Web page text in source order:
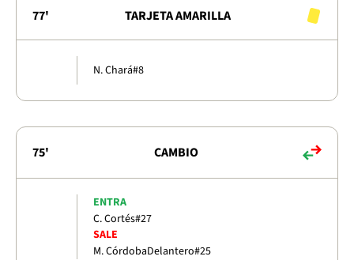
77' TARJETA AMARILLA
N. Chará#8
75' CAMBIO
ENTRA
C. Cortés#27
SALE
M. CórdobaDelantero#25